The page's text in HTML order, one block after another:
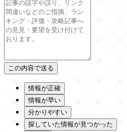
情報が正確
情報が早い
分かりやすい
探していた情報が見つかった